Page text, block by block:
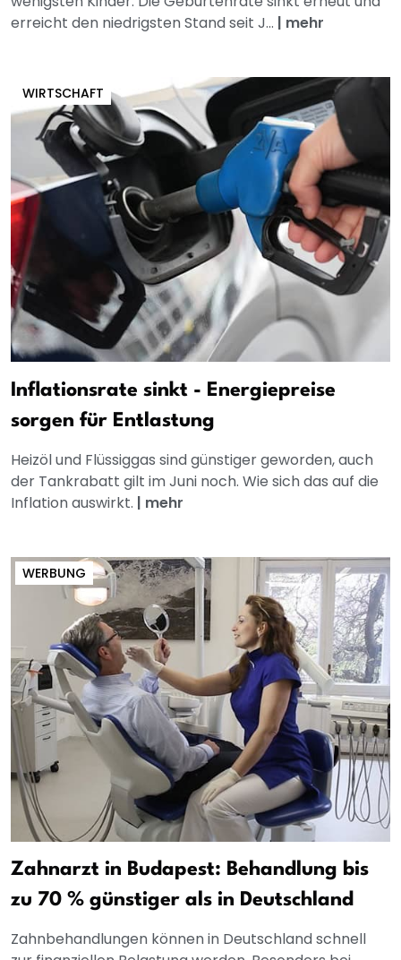
erreicht den niedrigsten Stand seit J... | mehr
WIRTSCHAFT
Inflationsrate sinkt - Energiepreise
sorgen für Entlastung
Heizöl und Flüssiggas sind günstiger geworden, auch
der Tankrabatt gilt im Juni noch. Wie sich das auf die
Inflation auswirkt. | mehr
WERBUNG
Zahnarzt in Budapest: Behandlung bis
zu 70 % günstiger als in Deutschland
Zahnbehandlungen können in Deutschland schnell